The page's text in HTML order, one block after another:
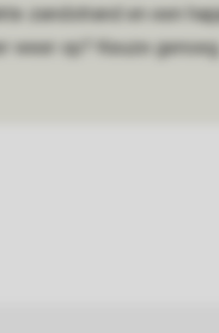
zandstrand en een
weer op? Keuze genoeg.